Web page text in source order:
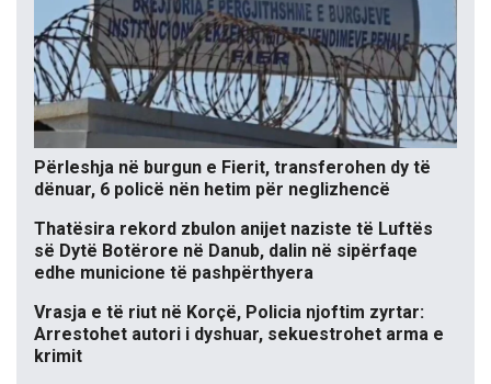
Përleshja në burgun e Fierit, transferohen dy të
dënuar, 6 policë nën hetim për neglizhencë
Thatësira rekord zbulon anijet naziste të Luftës
së Dytë Botërore në Danub, dalin në sipërfaqe
edhe municione të pashpërthyera
Vrasja e të riut në Korçë, Policia njoftim zyrtar:
Arrestohet autori i dyshuar, sekuestrohet arma e
krimit